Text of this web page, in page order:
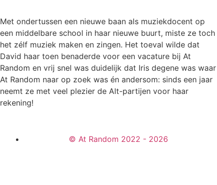
Met ondertussen een nieuwe baan als muziekdocent op
een middelbare school in haar nieuwe buurt, miste ze toch
het zélf muziek maken en zingen. Het toeval wilde dat
David haar toen benaderde voor een vacature bij At
Random en vrij snel was duidelijk dat Iris degene was waar
At Random naar op zoek was én andersom: sinds een jaar
neemt ze met veel plezier de Alt-partijen voor haar
rekening!
© At Random 2022 - 2026